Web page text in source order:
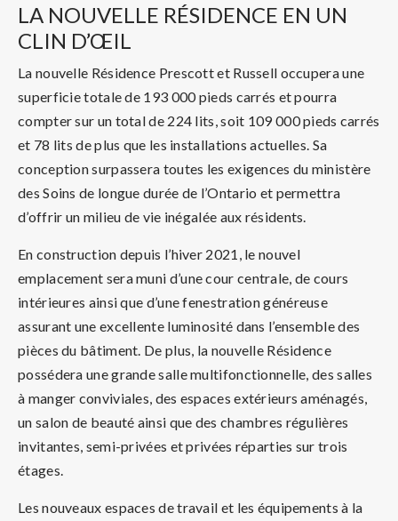
LA NOUVELLE RÉSIDENCE EN UN
CLIN D’ŒIL
La nouvelle Résidence Prescott et Russell occupera une
superficie totale de 193 000 pieds carrés et pourra
compter sur un total de 224 lits, soit 109 000 pieds carrés
et 78 lits de plus que les installations actuelles. Sa
conception surpassera toutes les exigences du ministère
des Soins de longue durée de l’Ontario et permettra
d’offrir un milieu de vie inégalée aux résidents.
En construction depuis l’hiver 2021, le nouvel
emplacement sera muni d’une cour centrale, de cours
intérieures ainsi que d’une fenestration généreuse
assurant une excellente luminosité dans l’ensemble des
pièces du bâtiment. De plus, la nouvelle Résidence
possédera une grande salle multifonctionnelle, des salles
à manger conviviales, des espaces extérieurs aménagés,
un salon de beauté ainsi que des chambres régulières
invitantes, semi-privées et privées réparties sur trois
étages.
Les nouveaux espaces de travail et les équipements à la